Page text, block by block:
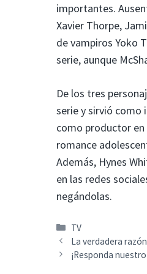
importantes.
Xavier Thorpe,
de vampiros Yoko
serie, aunque
De los tres
serie y sirvió como
como productor en
romance
Además, Hynes
en las redes
negándolas.
Categorías
TV
La verdadera
¡Responda